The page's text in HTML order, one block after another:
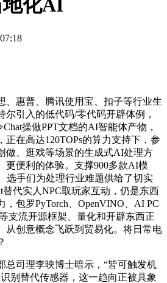
地化AI
惠普、腾讯使用宝、扣子等行业生
尔引入的低代码/零代码开辟体例，
操做PPT文档的AI智能体产物，
正在高达120TOPs的算力支持下，参
做、逛戏等场景的生成式AI处理方
更便利的体验。支撑900多款AI模
选手们为处理行业难题供给了切实
代实人NPC取玩家互动，仍是东西
包罗PyTorch、OpenVINO、AI PC
支流开源框架、量化和开辟东西正
从创意概念飞跃到贸易化。将日常电
司理李映博士暗示，“皆可触发机
别替代传感器，这一趋向正被具象